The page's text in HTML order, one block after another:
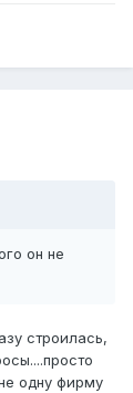
он не
строилась,
одну фирму